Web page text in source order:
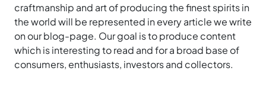
craftmanship and art of producing the finest spirits in
the world will be represented in every article we write
on our blog-page. Our goal is to produce content
which is interesting to read and for a broad base of
consumers, enthusiasts, investors and collectors.